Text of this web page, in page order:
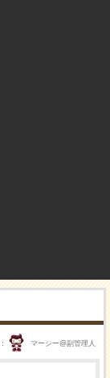
マーシー@副管理人